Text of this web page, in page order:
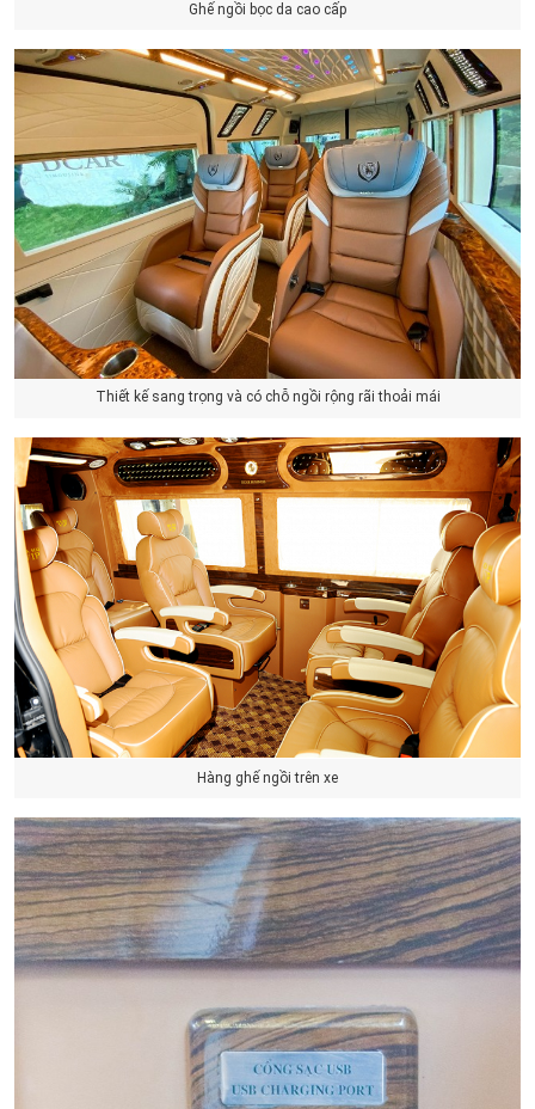
Ghế ngồi bọc da cao cấp
Thiết kế sang trọng và có chỗ ngồi rộng rãi thoải mái
Hàng ghế ngồi trên xe